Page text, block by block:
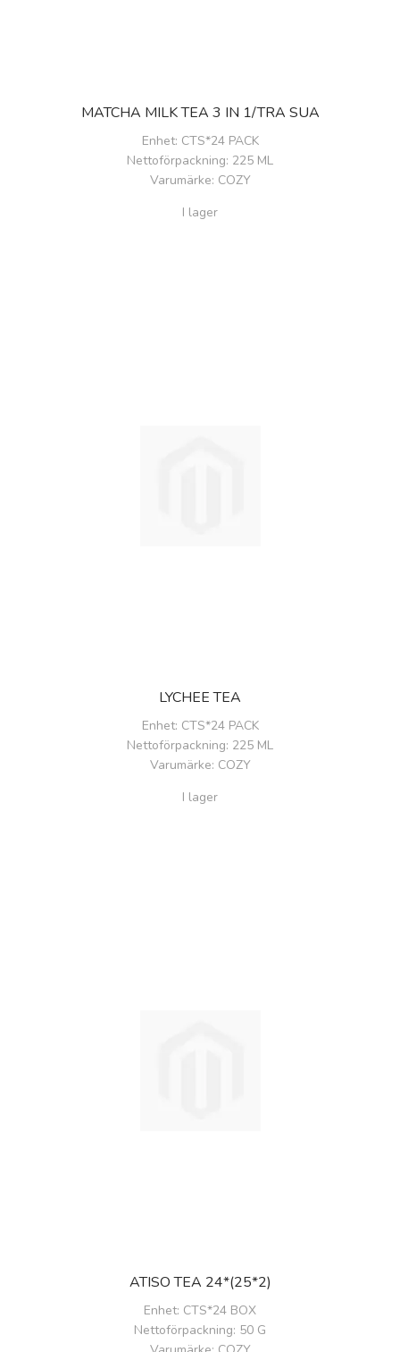
MATCHA MILK TEA 3 IN 1/TRA SUA
Enhet: CTS*24 PACK
Nettoförpackning: 225 ML
Varumärke: COZY
I lager
LYCHEE TEA
Enhet: CTS*24 PACK
Nettoförpackning: 225 ML
Varumärke: COZY
I lager
ATISO TEA 24*(25*2)
Enhet: CTS*24 BOX
Nettoförpackning: 50 G